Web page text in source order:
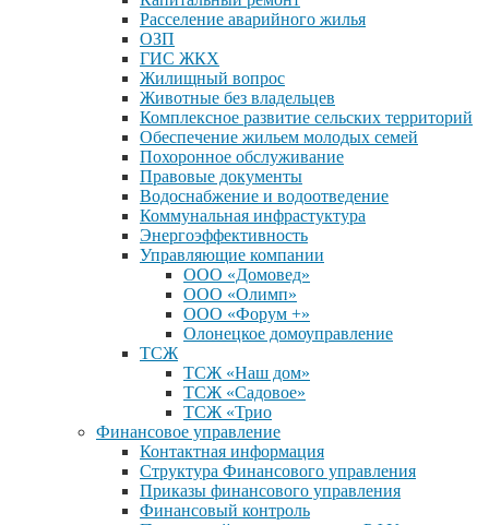
Расселение аварийного жилья
ОЗП
ГИС ЖКХ
Жилищный вопрос
Животные без владельцев
Комплексное развитие сельских территорий
Обеспечение жильем молодых семей
Похоронное обслуживание
Правовые документы
Водоснабжение и водоотведение
Коммунальная инфрастуктура
Энергоэффективность
Управляющие компании
ООО «Домовед»
ООО «Олимп»
ООО «Форум +»
Олонецкое домоуправление
ТСЖ
ТСЖ «Наш дом»
ТСЖ «Садовое»
ТСЖ «Трио
Финансовое управление
Контактная информация
Структура Финансового управления
Приказы финансового управления
Финансовый контроль